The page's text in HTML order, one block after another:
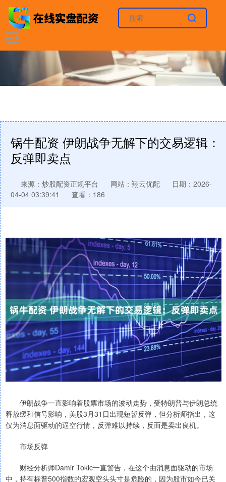
锅牛配资 伊朗战争无解下的交易逻辑：
反弹即卖点
来源：炒股配资正规平台 网站：翔云优配
日期：2026-
04-04 03:39:41
查看：186
伊朗战争一直影响着股票市场的波动走势，受特朗普与伊朗总统
释放缓和信号影响，美股3月31日出现短暂反弹，但分析师指出，这
仅为消息面驱动的逼空行情，反弹难以持续，反而是卖出良机。
市场反弹
财经分析师Damir Tokic一直警告，在这个由消息面驱动的市场
中，持有标普500指数的宏观空头头寸是危险的，因为股市如今已关